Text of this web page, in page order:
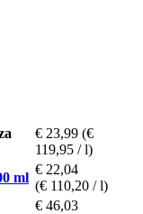
€ 23,99 (€
119,95 / l)
ml
€ 22,04
(€ 110,20 / l)
€ 46,03